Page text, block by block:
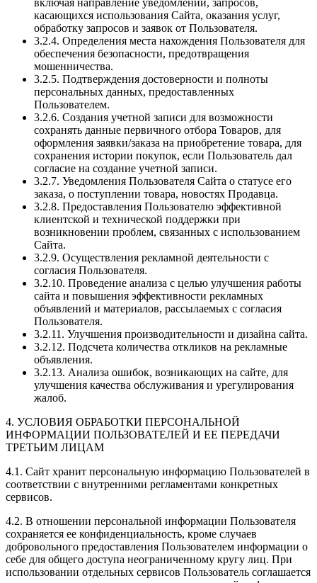
включая направление уведомлений, запросов,
касающихся использования Сайта, оказания услуг,
обработку запросов и заявок от Пользователя.
3.2.4. Определения места нахождения Пользователя для
обеспечения безопасности, предотвращения
мошенничества.
3.2.5. Подтверждения достоверности и полноты
персональных данных, предоставленных
Пользователем.
3.2.6. Создания учетной записи для возможности
сохранять данные первичного отбора Товаров, для
оформления заявки/заказа на приобретение товара, для
сохранения истории покупок, если Пользователь дал
согласие на создание учетной записи.
3.2.7. Уведомления Пользователя Сайта о статусе его
заказа, о поступлении товара, новостях Продавца.
3.2.8. Предоставления Пользователю эффективной
клиентской и технической поддержки при
возникновении проблем, связанных с использованием
Сайта.
3.2.9. Осуществления рекламной деятельности с
согласия Пользователя.
3.2.10. Проведение анализа с целью улучшения работы
сайта и повышения эффективности рекламных
объявлений и материалов, рассылаемых с согласия
Пользователя.
3.2.11. Улучшения производительности и дизайна сайта.
3.2.12. Подсчета количества откликов на рекламные
объявления.
3.2.13. Анализа ошибок, возникающих на сайте, для
улучшения качества обслуживания и урегулирования
жалоб.
4. УСЛОВИЯ ОБРАБОТКИ ПЕРСОНАЛЬНОЙ
ИНФОРМАЦИИ ПОЛЬЗОВАТЕЛЕЙ И ЕЕ ПЕРЕДАЧИ
ТРЕТЬИМ ЛИЦАМ
4.1. Сайт хранит персональную информацию Пользователей в
соответствии с внутренними регламентами конкретных
сервисов.
4.2. В отношении персональной информации Пользователя
сохраняется ее конфиденциальность, кроме случаев
добровольного предоставления Пользователем информации о
себе для общего доступа неограниченному кругу лиц. При
использовании отдельных сервисов Пользователь соглашается